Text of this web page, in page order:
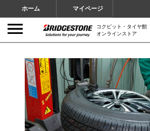
ホーム マイページ
コクピット・タイヤ館
オンラインストア